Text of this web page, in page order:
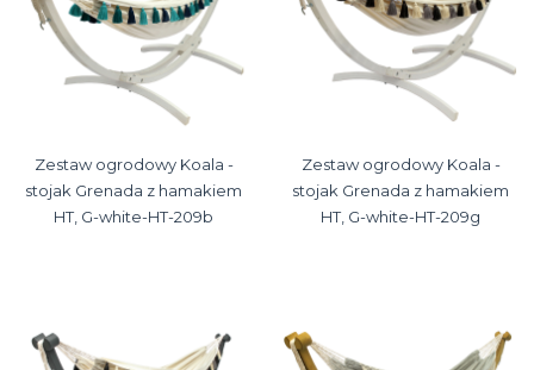
Zestaw ogrodowy Koala -
stojak Grenada z hamakiem
HT, G-white-HT-209b
Zestaw ogrodowy Koala -
stojak Grenada z hamakiem
HT, G-white-HT-209g